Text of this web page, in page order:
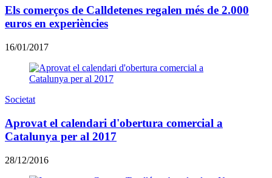
Els comerços de Calldetenes regalen més de 2.000
euros en experiències
16/01/2017
Societat
Aprovat el calendari d'obertura comercial a
Catalunya per al 2017
28/12/2016